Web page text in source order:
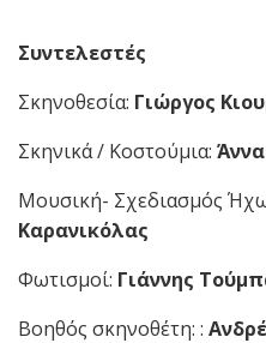
Συντελεστές
Σκηνοθεσία: Γιώργος
Σκηνικά / Κοστούμια:
Μουσική- Σχεδιασμός
Καρανικόλας
Φωτισμοί: Γιάννης
Βοηθός σκηνοθέτη: :